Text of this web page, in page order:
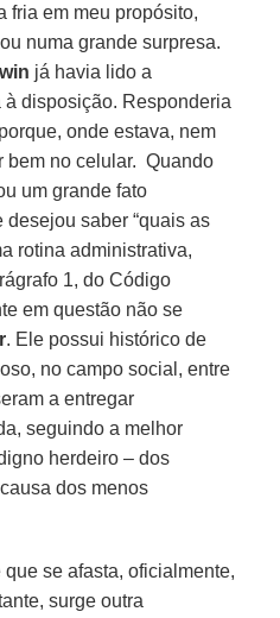
fria em meu propósito,
numa grande surpresa.
já havia lido a
disposição. Responderia
onde estava, nem
bem no celular. Quando
um grande fato
saber “quais as
rotina administrativa,
1, do Código
em questão não se
. Ele possui histórico de
no campo social, entre
a entregar
seguindo a melhor
herdeiro – dos
dos menos
se afasta, oficialmente,
surge outra